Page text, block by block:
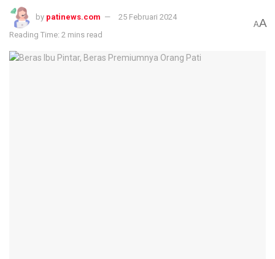
by patinews.com
25 Februari 2024
Reading Time: 2 mins read
AA